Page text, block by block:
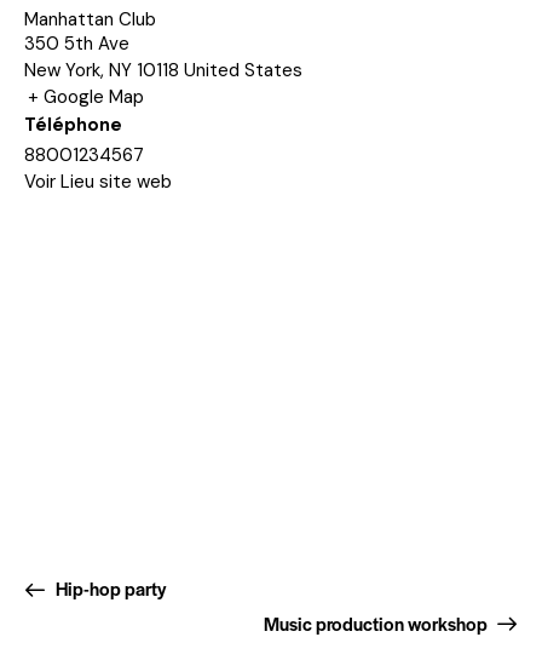
Manhattan Club
350 5th Ave
New York, NY 10118 United States
+ Google Map
Téléphone
88001234567
Voir Lieu site web
Hip-hop party
Music production workshop